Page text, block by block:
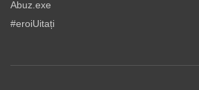
Abuz.exe
#eroiUitați